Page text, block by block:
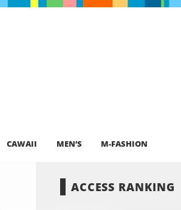
CAWAII MEN’S M-FASHION
ACCESS RANKING